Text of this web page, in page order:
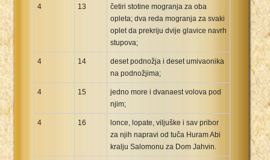
4 13
četiri stotine mogranja za oba
opleta; dva reda mogranja za svaki
oplet da prekriju dvije glavice navrh
stupova;
4 14
deset podnožja i deset umivaonika
na podnožjima;
4 15
jedno more i dvanaest volova pod
njim;
4 16
lonce, lopate, viljuške i sav pribor
za njih napravi od tuča Huram Abi
kralju Salomonu za Dom Jahvin.